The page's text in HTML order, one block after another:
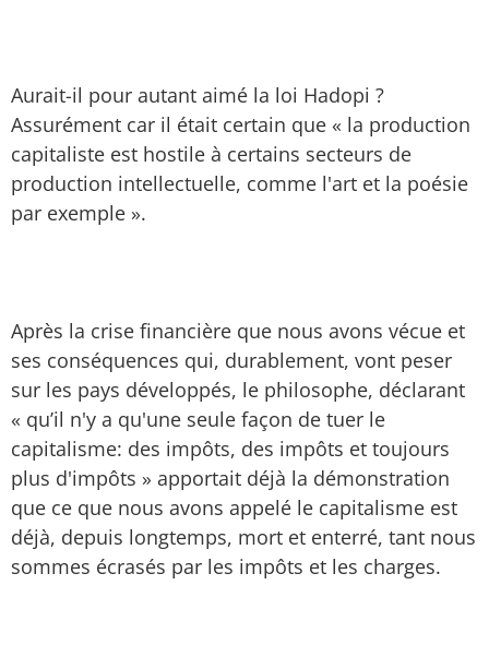
Aurait-il pour autant aimé la loi Hadopi ?
Assurément car il était certain que « la production
capitaliste est hostile à certains secteurs de
production intellectuelle, comme l'art et la poésie
par exemple ».
Après la crise financière que nous avons vécue et
ses conséquences qui, durablement, vont peser
sur les pays développés, le philosophe, déclarant
« qu’il n'y a qu'une seule façon de tuer le
capitalisme: des impôts, des impôts et toujours
plus d'impôts » apportait déjà la démonstration
que ce que nous avons appelé le capitalisme est
déjà, depuis longtemps, mort et enterré, tant nous
sommes écrasés par les impôts et les charges.